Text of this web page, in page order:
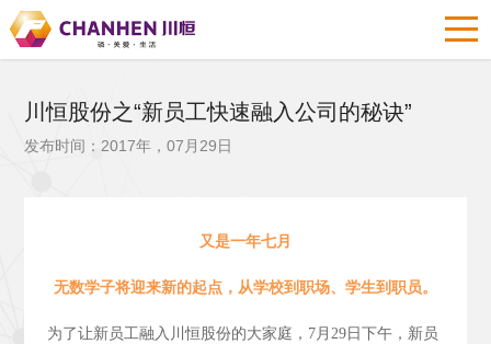
川恒股份之“新员工快速融入公司的秘诀”
发布时间：2017年，07月29日
又是一年七月
无数学子将迎来新的起点，从学校到职场、学生到职员。
为了让新员工融入川恒股份的大家庭，7月29日下午，新员